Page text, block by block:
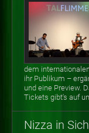
dem
ihr Publikum –
und eine Preview.
Tickets gibt's auf
Nizza in